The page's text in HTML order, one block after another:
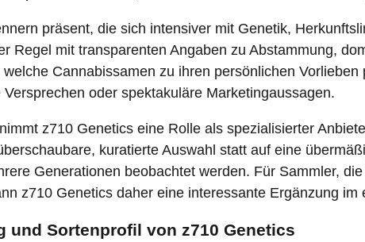
präsent, die sich intensiver mit Genetik,
Regel mit transparenten Angaben zu Abstammung,
Cannabissamen zu ihren persönlichen
oder spektakuläre Marketingaussagen.
z710 Genetics eine Rolle als spezialisierter
kuratierte Auswahl statt auf eine
Generationen beobachtet werden. Für Sammler,
z710 Genetics daher eine interessante Ergänzung im
und Sortenprofil von z710 Genetics